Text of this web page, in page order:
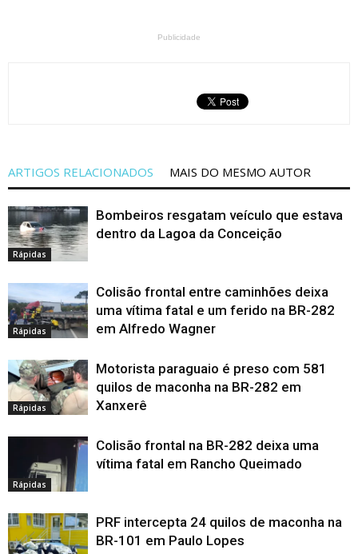
Publicidade
ARTIGOS RELACIONADOS MAIS DO MESMO AUTOR
Rápidas
Bombeiros resgatam veículo que estava
dentro da Lagoa da Conceição
Rápidas
Colisão frontal entre caminhões deixa
uma vítima fatal e um ferido na BR-282
em Alfredo Wagner
Rápidas
Motorista paraguaio é preso com 581
quilos de maconha na BR-282 em
Xanxerê
Rápidas
Colisão frontal na BR-282 deixa uma
vítima fatal em Rancho Queimado
PRF intercepta 24 quilos de maconha na
BR-101 em Paulo Lopes